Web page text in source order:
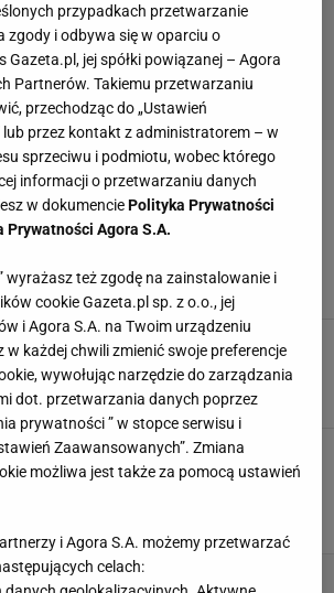
w zremisowanym 0:0
z Niemcami.
roku znalazł się w 23-osobowej
na Mistrzostwa Europy 2016.
reprezentant Polski dostał nowy kontrakt.
Franek, 8 CZERWCA 2026, 08:11
Nawałki wylądował w trzeciej lidze.
kontrakt
Ciuksza,10 SIERPNIA 2023, 12:01
reprezentant Polski podzielił się
wiadomością. Posypały się
przypadkach przetwarzanie
zgody i odbywa się w oparciu o
Gazeta.pl, jej spółki powiązanej – Agora
Partnerów. Takiemu przetwarzaniu
przechodząc do „Ustawień
przez kontakt z administratorem – w
sprzeciwu i podmiotu, wobec którego
informacji o przetwarzaniu danych
w dokumenciePolityka Prywatności
Prywatności Agora S.A.
wyrażasz też zgodę na zainstalowanie i
cookie Gazeta.pl sp. z o.o., jej
i Agora S.A. na Twoim urządzeniu
w każdej chwili zmienić swoje preferencje
wywołując narzędzie do zarządzania
dot. przetwarzania danych poprzez
prywatności ” w stopce serwisu i
Zaawansowanych”. Zmiana
możliwa jest także za pomocą ustawień
i Agora S.A. możemy przetwarzać
celach: